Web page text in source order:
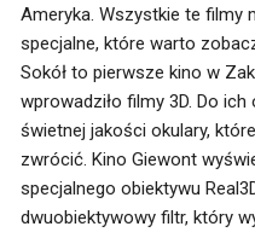
Ameryka. Wszystkie te filmy
specjalne, które warto
Sokół to pierwsze kino w
wprowadziło filmy 3D. Do
świetnej jakości okulary,
zwrócić. Kino Giewont
specjalnego obiektywu
dwuobiektywowy filtr, który